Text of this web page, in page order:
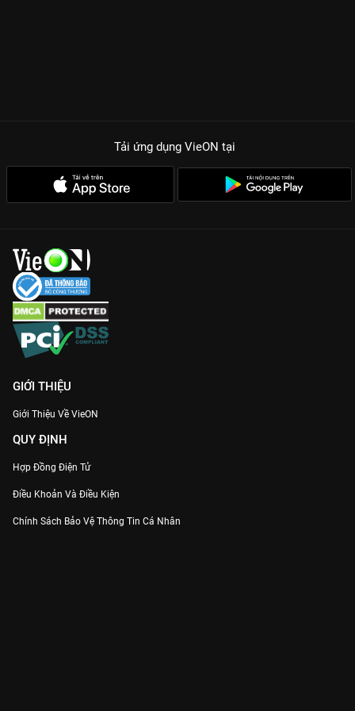
Tải ứng dụng VieON tại
GIỚI THIỆU
Giới Thiệu Về VieON
QUY ĐỊNH
Hợp Đồng Điện Tử
Điều Khoản Và Điều Kiện
Chính Sách Bảo Vệ Thông Tin Cá Nhân